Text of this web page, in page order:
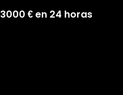
3000 € en 24 horas